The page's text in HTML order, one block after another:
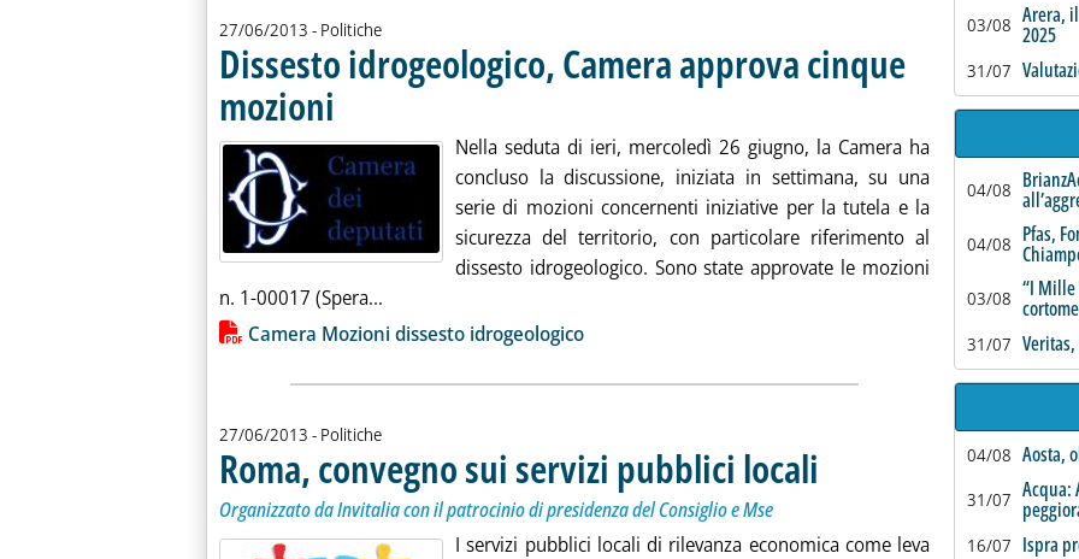
27/06/2013 - Politiche
Dissesto idrogeologico, Camera approva cinque
mozioni . Pubblicata giovedì 27 giugno 2013 alle 17.36.
Nella seduta di ieri, mercoledì 26 giugno, la Camera ha
concluso la discussione, iniziata in settimana, su una
serie di mozioni concernenti iniziative per la tutela e la
sicurezza del territorio, con particolare riferimento al
dissesto idrogeologico. Sono state approvate le mozioni
n. 1-00017 (Spera... Leggi tutta la notizia: 'Dissesto idrogeologico, Camera approva cinque mozioni'
Lista allegati PDF alla notizia
Camera Mozioni dissesto idrogeologico
27/06/2013 - Politiche
Roma, convegno sui servizi pubblici locali . Sottotitolo: Organizzato da Invitalia con il
. Pubblicata giovedì 27 giugno 2013 alle
Organizzato da Invitalia con il patrocinio di presidenza del Consiglio e Mse
I servizi pubblici locali di rilevanza economica come leva
03/08 Arera,
2025
31/07
04/08
04/08 Pfas,
03/08 “I Mille
31/07
04/08 Aosta,
31/07 Acqua:
16/07 Ispra